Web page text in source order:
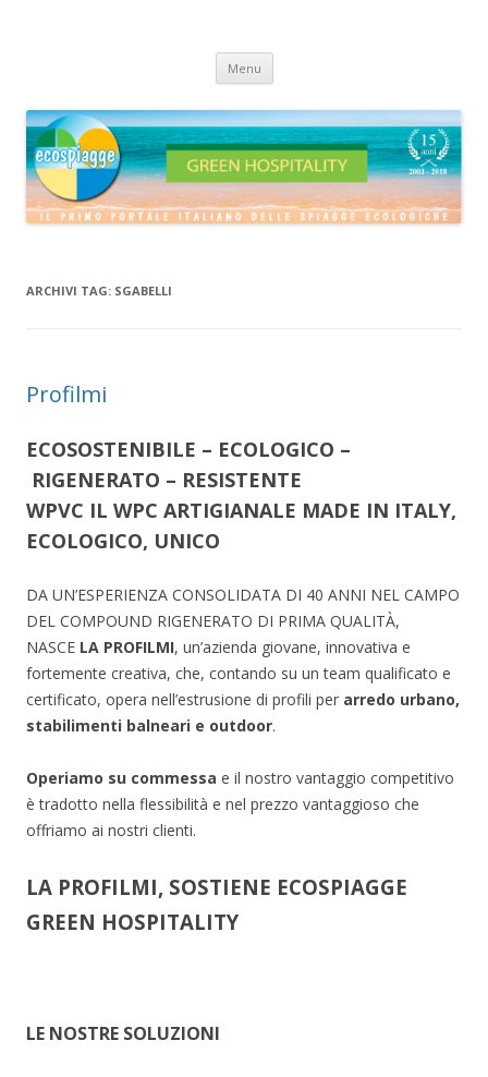
Menu Vai
contenuto
ARCHIVI TAG: SGABELLI
Profilmi
ECOSOSTENIBILE – ECOLOGICO –
RIGENERATO – RESISTENTE
WPVC IL WPC ARTIGIANALE MADE IN ITALY,
ECOLOGICO, UNICO
DA UN’ESPERIENZA CONSOLIDATA DI 40 ANNI NEL CAMPO
DEL COMPOUND RIGENERATO DI PRIMA QUALITÀ,
NASCE LA PROFILMI, un’azienda giovane, innovativa e
fortemente creativa, che, contando su un team qualificato e
certificato, opera nell’estrusione di profili per arredo urbano,
stabilimenti balneari e outdoor.
Operiamo su commessa e il nostro vantaggio competitivo
è tradotto nella flessibilità e nel prezzo vantaggioso che
offriamo ai nostri clienti.
LA PROFILMI, SOSTIENE ECOSPIAGGE
GREEN HOSPITALITY
LE NOSTRE SOLUZIONI